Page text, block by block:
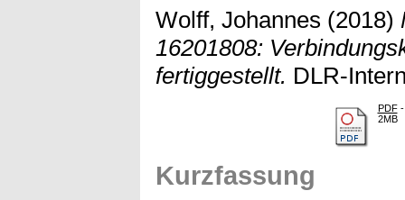
Wolff, Johannes (2018)
16201808:
fertiggestellt. DLR-
PDF-
2MB
Kurzfassung